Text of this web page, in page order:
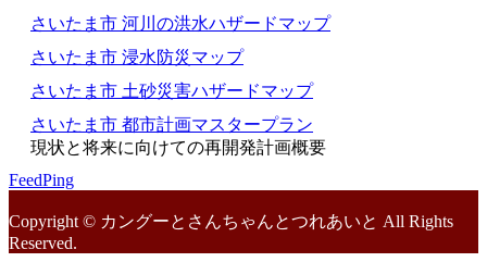
さいたま市 河川の洪水ハザードマップ
さいたま市 浸水防災マップ
さいたま市 土砂災害ハザードマップ
さいたま市 都市計画マスタープラン
現状と将来に向けての再開発計画概要
FeedPing
Copyright © カングーとさんちゃんとつれあいと All Rights
Reserved.